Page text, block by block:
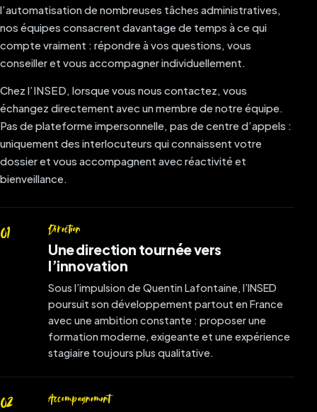
l’automatisation de nombreuses tâches administratives,
nos équipes consacrent davantage de temps à ce qui
compte vraiment : répondre à vos questions, vous
conseiller et vous accompagner individuellement.
Chez l’INSED, lorsque vous nous contactez, vous
échangez directement avec un membre de notre équipe.
Pas de plateforme impersonnelle, pas de centre d’appels :
uniquement des interlocuteurs qui connaissent votre
dossier et vous accompagnent avec réactivité et
bienveillance.
01 Direction
Une direction tournée vers
l’innovation
Sous l’impulsion de Quentin Lafontaine, l’INSED
poursuit son développement partout en France
avec une ambition constante : proposer une
formation moderne, exigeante et une expérience
stagiaire toujours plus qualitative.
02 Accompagnement